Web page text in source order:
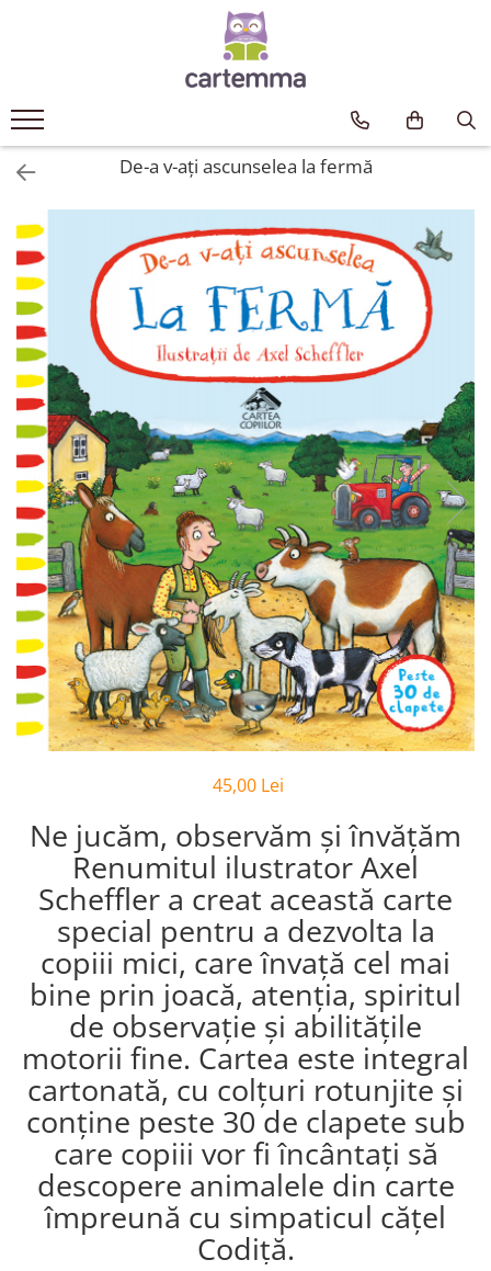
Tematică
Craciun
Activități
Atlase si enciclopedii
Carte de bucate
Călătorie
Educație
Educație financiară
Hobby si craft
Inteligenta emotionala
Limbi străine
Muzicale
Poezii
Povești
Reviste
Știință si natură
Vârstă
0-2 ani
10+ ani
14+ ani
2-5 ani
5-7 ani
toate vârstele
Editura Univers
Cera
Editura Aramis
Editura Arthur
Editura Bookzone
Editura Cartea Copiilor
Editura Cartemma
Editura Casa
Editura Corint
Editura Frontiera
Editura Gama
De-a v-ați ascunselea la fermă
45,00 Lei
Ne jucăm, observăm și învățăm
Renumitul ilustrator Axel
Scheffler a creat această carte
special pentru a dezvolta la
copiii mici, care învață cel mai
bine prin joacă, atenția, spiritul
de observație și abilitățile
motorii fine. Cartea este integral
cartonată, cu colțuri rotunjite și
conține peste 30 de clapete sub
care copiii vor fi încântați să
descopere animalele din carte
împreună cu simpaticul cățel
Codiță.